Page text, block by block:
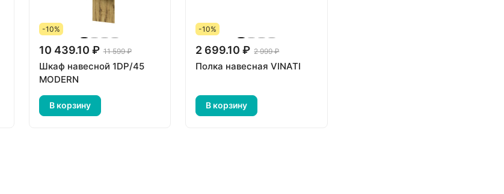
-10%
10 439.10 ₽ 11 599 ₽
Шкаф навесной 1DP/45
MODERN
В корзину
-10%
2 699.10 ₽ 2 999 ₽
Полка навесная VINATI
В корзину